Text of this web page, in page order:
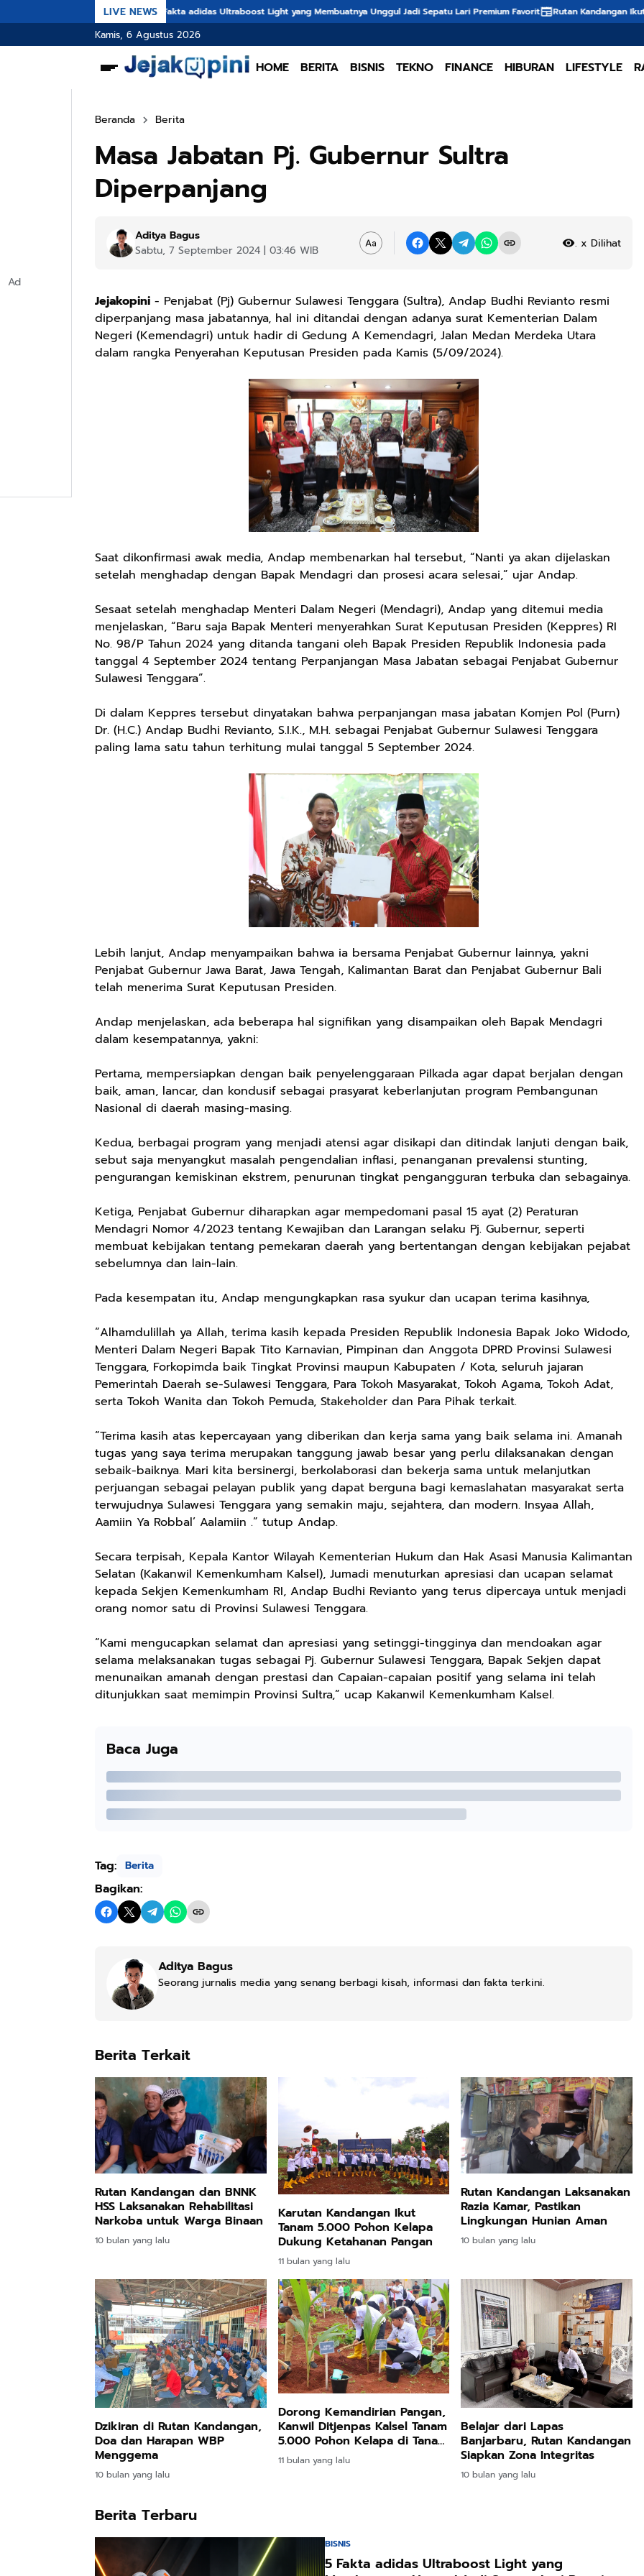
LIVE NEWS
5 Fakta adidas Ultraboost Light yang Membuatnya Unggul Jadi Sepatu Lari Premium Favorit Rutan Kandangan Ikuti Kick Off
Kamis, 6 Agustus 2026
HOME BERITA BISNIS TEKNO FINANCE HIBURAN LIFESTYLE
Beranda Berita
Masa Jabatan Pj. Gubernur Sultra
Diperpanjang
Aditya Bagus
Sabtu, 7 September 2024 | 03:46 WIB
.. x Dilihat
Jejakopini - Penjabat (Pj) Gubernur Sulawesi Tenggara (Sultra), Andap Budhi Revianto resmi
diperpanjang masa jabatannya, hal ini ditandai dengan adanya surat Kementerian Dalam
Negeri (Kemendagri) untuk hadir di Gedung A Kemendagri, Jalan Medan Merdeka Utara
dalam rangka Penyerahan Keputusan Presiden pada Kamis (5/09/2024).
Saat dikonfirmasi awak media, Andap membenarkan hal tersebut, “Nanti ya akan dijelaskan
setelah menghadap dengan Bapak Mendagri dan prosesi acara selesai,” ujar Andap.
Sesaat setelah menghadap Menteri Dalam Negeri (Mendagri), Andap yang ditemui media
menjelaskan, “Baru saja Bapak Menteri menyerahkan Surat Keputusan Presiden (Keppres) RI
No. 98/P Tahun 2024 yang ditanda tangani oleh Bapak Presiden Republik Indonesia pada
tanggal 4 September 2024 tentang Perpanjangan Masa Jabatan sebagai Penjabat Gubernur
Sulawesi Tenggara”.
Di dalam Keppres tersebut dinyatakan bahwa perpanjangan masa jabatan Komjen Pol (Purn)
Dr. (H.C.) Andap Budhi Revianto, S.I.K., M.H. sebagai Penjabat Gubernur Sulawesi Tenggara
paling lama satu tahun terhitung mulai tanggal 5 September 2024.
Lebih lanjut, Andap menyampaikan bahwa ia bersama Penjabat Gubernur lainnya, yakni
Penjabat Gubernur Jawa Barat, Jawa Tengah, Kalimantan Barat dan Penjabat Gubernur Bali
telah menerima Surat Keputusan Presiden.
Andap menjelaskan, ada beberapa hal signifikan yang disampaikan oleh Bapak Mendagri
dalam kesempatannya, yakni:
Pertama, mempersiapkan dengan baik penyelenggaraan Pilkada agar dapat berjalan dengan
baik, aman, lancar, dan kondusif sebagai prasyarat keberlanjutan program Pembangunan
Nasional di daerah masing-masing.
Kedua, berbagai program yang menjadi atensi agar disikapi dan ditindak lanjuti dengan baik,
sebut saja menyangkut masalah pengendalian inflasi, penanganan prevalensi stunting,
pengurangan kemiskinan ekstrem, penurunan tingkat pengangguran terbuka dan sebagainya.
Ketiga, Penjabat Gubernur diharapkan agar mempedomani pasal 15 ayat (2) Peraturan
Mendagri Nomor 4/2023 tentang Kewajiban dan Larangan selaku Pj. Gubernur, seperti
membuat kebijakan tentang pemekaran daerah yang bertentangan dengan kebijakan pejabat
sebelumnya dan lain-lain.
Pada kesempatan itu, Andap mengungkapkan rasa syukur dan ucapan terima kasihnya,
“Alhamdulillah ya Allah, terima kasih kepada Presiden Republik Indonesia Bapak Joko Widodo,
Menteri Dalam Negeri Bapak Tito Karnavian, Pimpinan dan Anggota DPRD Provinsi Sulawesi
Tenggara, Forkopimda baik Tingkat Provinsi maupun Kabupaten / Kota, seluruh jajaran
Pemerintah Daerah se-Sulawesi Tenggara, Para Tokoh Masyarakat, Tokoh Agama, Tokoh Adat,
serta Tokoh Wanita dan Tokoh Pemuda, Stakeholder dan Para Pihak terkait.
“Terima kasih atas kepercayaan yang diberikan dan kerja sama yang baik selama ini. Amanah
tugas yang saya terima merupakan tanggung jawab besar yang perlu dilaksanakan dengan
sebaik-baiknya. Mari kita bersinergi, berkolaborasi dan bekerja sama untuk melanjutkan
perjuangan sebagai pelayan publik yang dapat berguna bagi kemaslahatan masyarakat serta
terwujudnya Sulawesi Tenggara yang semakin maju, sejahtera, dan modern. Insyaa Allah,
Aamiin Ya Robbal’ Aalamiin .” tutup Andap.
Secara terpisah, Kepala Kantor Wilayah Kementerian Hukum dan Hak Asasi Manusia Kalimantan
Selatan (Kakanwil Kemenkumham Kalsel), Jumadi menuturkan apresiasi dan ucapan selamat
kepada Sekjen Kemenkumham RI, Andap Budhi Revianto yang terus dipercaya untuk menjadi
orang nomor satu di Provinsi Sulawesi Tenggara.
“Kami mengucapkan selamat dan apresiasi yang setinggi-tingginya dan mendoakan agar
selama melaksanakan tugas sebagai Pj. Gubernur Sulawesi Tenggara, Bapak Sekjen dapat
menunaikan amanah dengan prestasi dan Capaian-capaian positif yang selama ini telah
ditunjukkan saat memimpin Provinsi Sultra,” ucap Kakanwil Kemenkumham Kalsel.
Baca Juga
Tag: Berita
Bagikan:
Aditya Bagus
Seorang jurnalis media yang senang berbagi kisah, informasi dan fakta terkini.
Berita Terkait
Rutan Kandangan dan BNNK
HSS Laksanakan Rehabilitasi
Narkoba untuk Warga Binaan
10 bulan yang lalu
Karutan Kandangan Ikut
Tanam 5.000 Pohon Kelapa
Dukung Ketahanan Pangan
11 bulan yang lalu
Rutan Kandangan Laksanakan
Razia Kamar, Pastikan
Lingkungan Hunian Aman
10 bulan yang lalu
Dzikiran di Rutan Kandangan,
Doa dan Harapan WBP
Menggema
10 bulan yang lalu
Dorong Kemandirian Pangan,
Kanwil Ditjenpas Kalsel Tanam
5.000 Pohon Kelapa di Tanah
Laut
11 bulan yang lalu
Belajar dari Lapas
Banjarbaru, Rutan Kandangan
Siapkan Zona Integritas
10 bulan yang lalu
Berita Terbaru
BISNIS
5 Fakta adidas Ultraboost Light yang
Rp20.000
Hay Poetry
Promo Bundling
Botol Feminim
Care Perawatan
Keputihan
Kewanitaan
pH Balance dan
Aroma
Bubbelgum
Vanilla &
Hazelnut
Shopee
Rp28.000
Beli 1 Gratis 1
Sleeping Spray
& Pillow Mist
Lavender By
ODY.CO 60ml
Pengharum
Ruangan Tidur
Pengharum
Serbaguna
Linen Spray
Shopee
Rp72.000
KAZORA Sepatu
Original
Olahraga Sport
Running Phylon
Ringan
Berkualitas
Premium Pria
Dan Wanita
Sepatu Jogging
Laki laki Dan
Perempuan
Rp71.500
Jersey Oversize
Boxy PROMISE
Big Size
Rp57.428
25CM Kuromi
CINIMOROL
Mainan Hewan
Isi Hadiah Ulang
Rp37.400
BETADINE
FEMININE
HYGIENE
Pembersih
Kewanitaan
60ml
Shopee
Rp359.000
Jessie Beauty -
Bundle Ice
Cream Tint
Liptint All
Variant
Shopee
Rp59.999
BEBLISS EAU DE
PARFUME
ROMANTIC
SERIES BUY 1
GET 3PCS
PARFUM
UNISEX
PREMIUM
TAHAN LAMA
Shopee
Rp282.667
DBS 8899 G Plus
Shock Belakang
Motor Matic
Xride Soulgt
MioM3 Mio
Vario Fi Xeon
Fazzio Vario
125/150
Shopee
Rp77.557
Jas Hujan Pria
Wanita Dewasa
Setelan Jaket
Celana Tebal
Aimon
Shopee
Ad